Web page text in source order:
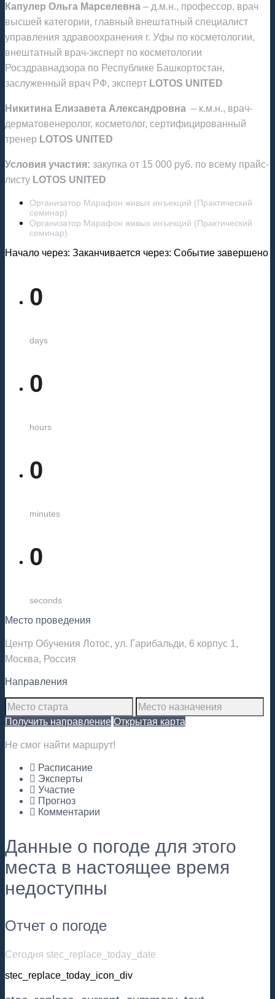
Капулер Ольга Марселевна – д.м.н., профессор, врач
высшей категории, главный внештатный специалист
управления здравоохранения г. Уфы по косметологии,
внештатный врач-эксперт по косметологии
Росздравнадзора по Республике Башкортостан,
заслуженный врач РФ, эксперт LOTOS UNITED
Никитина Елизавета Александровна – к.м.н., врач-
дерматовенеролог, косметолог, сертифицированный
тренер LOTOS UNITED
Условия участия: закупка от 15 000 руб. по всему прайс-
листу LOTOS UNITED
Организатор Марафон живых инъекций (Практический
семинар)
Организатор Марафон живых инъекций (Практический
семинар)
Начало через: Заканчивается через: Событие завершено
0
days
0
hours
0
minutes
0
seconds
Место проведения
Центр Обучения Лотос, ул. Гарибальди, 6 корпус 1,
Москва, Россия
Направления
Получить направление Открытая карта
Не смог найти маршрут!
Расписание
Эксперты
Участие
Прогноз
Комментарии
Данные о погоде для этого
места в настоящее время
недоступны
Отчет о погоде
Сегодня stec_replace_today_date
stec_replace_today_icon_div